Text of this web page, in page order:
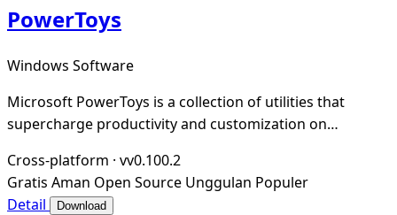
PowerToys
Windows Software
Microsoft PowerToys is a collection of utilities that
supercharge productivity and customization on
Cross-platform · vv0.100.2
Gratis Aman Open Source Unggulan Populer
Detail
Download